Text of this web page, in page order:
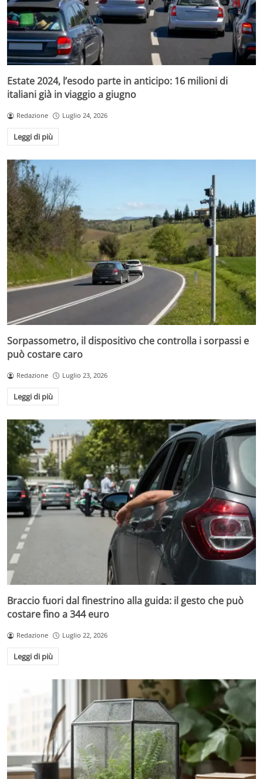
Estate 2024, l’esodo parte in anticipo: 16 milioni di
italiani già in viaggio a giugno
Redazione Luglio 24, 2026
Leggi di più
Sorpassometro, il dispositivo che controlla i sorpassi e
può costare caro
Redazione Luglio 23, 2026
Leggi di più
Braccio fuori dal finestrino alla guida: il gesto che può
costare fino a 344 euro
Redazione Luglio 22, 2026
Leggi di più